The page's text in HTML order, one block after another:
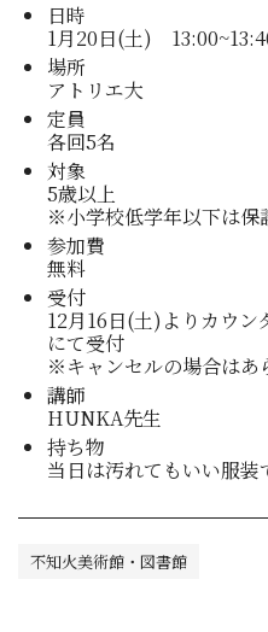
日時
1月20日(土)
場所
アトリエ大
定員
各回5名
対象
5歳以上
※小学校低学年以下は保
参加費
無料
受付
12月16日(土)よりカウン
にて受付
※キャンセルの場合はあ
講師
HUNKA先生
持ち物
当日は汚れてもいい服装
不知火美術館・図書館